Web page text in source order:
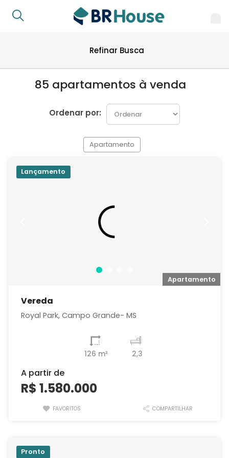
Refinar Busca
85 apartamentos à venda
Ordenar por:
Apartamento
Apartamento
Lançamento
Vereda
Royal Park, Campo Grande- MS
126 m² 2,3
A partir de
R$ 1.580.000
FAVORITOS COMPARTILHAR
Pronto